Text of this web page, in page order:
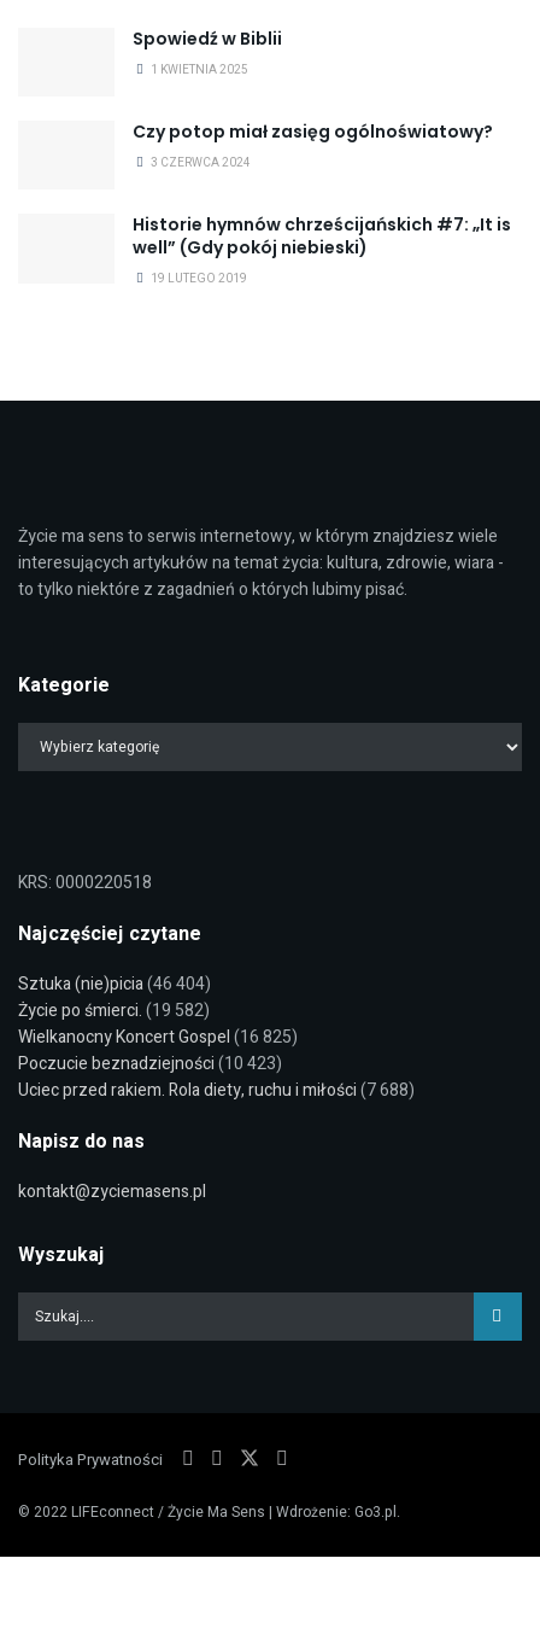
Spowiedź w Biblii
1 KWIETNIA 2025
Czy potop miał zasięg ogólnoświatowy?
3 CZERWCA 2024
Historie hymnów chrześcijańskich #7: „It is
well” (Gdy pokój niebieski)
19 LUTEGO 2019
Życie ma sens to serwis internetowy, w którym znajdziesz wiele
interesujących artykułów na temat życia: kultura, zdrowie, wiara -
to tylko niektóre z zagadnień o których lubimy pisać.
Kategorie
KRS: 0000220518
Najczęściej czytane
Sztuka (nie)picia(46 404)
Życie po śmierci.(19 582)
Wielkanocny Koncert Gospel(16 825)
Poczucie beznadziejności(10 423)
Uciec przed rakiem. Rola diety, ruchu i miłości(7 688)
Napisz do nas
kontakt@zyciemasens.pl
Wyszukaj
Polityka Prywatności
© 2022LIFEconnect / Życie Ma Sens | Wdrożenie: Go3.pl.